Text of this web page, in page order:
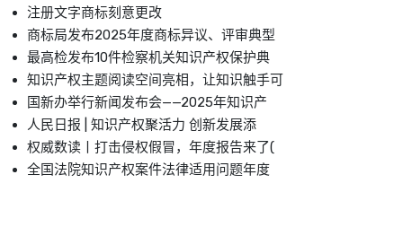
注册文字商标刻意更改
商标局发布2025年度商标异议、评审典型
最高检发布10件检察机关知识产权保护典
知识产权主题阅读空间亮相，让知识触手可
国新办举行新闻发布会——2025年知识产
人民日报 | 知识产权聚活力 创新发展添
权威数读丨打击侵权假冒，年度报告来了(
全国法院知识产权案件法律适用问题年度